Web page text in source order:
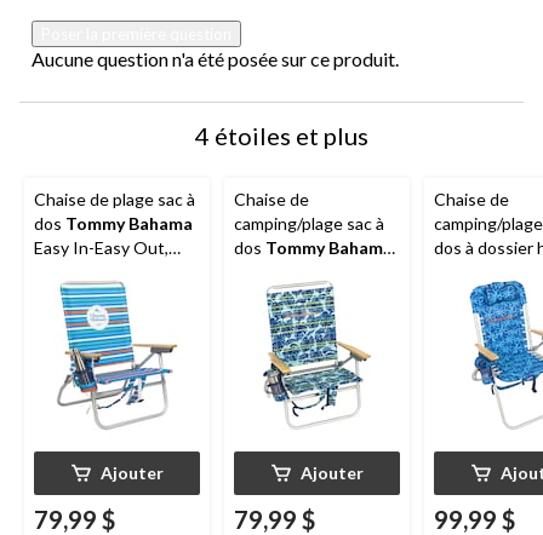
Aucune question n'a été posée sur ce produit.
4 étoiles et plus
Chaise de plage sac à
dos Tommy Bahama
Easy In-Easy Out,
Ajouter
79,99 $
Chaise de
camping/plage sac à
dos Tommy Bahama
multicolore
Ajouter
79,99 $
Chaise de
camping/
dos à dossier
positions
Bahama, bleu
99,99 $